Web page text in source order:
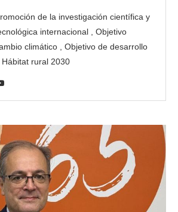
de la investigación científica y
internacional , Objetivo
climático , Objetivo de desarrollo
rural 2030